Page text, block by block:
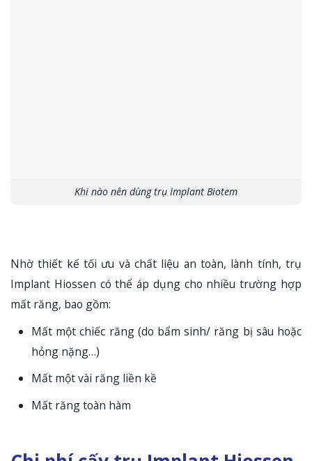
Khi nào nên dùng trụ Implant Biotem
Nhờ thiết kế tối ưu và chất liệu an toàn, lành tính, trụ
Implant Hiossen có thể áp dụng cho nhiều trường hợp
mất răng, bao gồm:
Mất một chiếc răng (do bẩm sinh/ răng bị sâu hoặc
hỏng nặng…)
Mất một vài răng liền kề
Mất răng toàn hàm